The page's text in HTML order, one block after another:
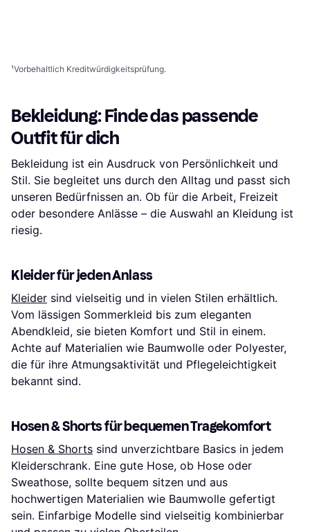
¹Vorbehaltlich Kreditwürdigkeitsprüfung.
Bekleidung: Finde das passende
Outfit für dich
Bekleidung ist ein Ausdruck von Persönlichkeit und
Stil. Sie begleitet uns durch den Alltag und passt sich
unseren Bedürfnissen an. Ob für die Arbeit, Freizeit
oder besondere Anlässe – die Auswahl an Kleidung ist
riesig.
Kleider für jeden Anlass
Kleider sind vielseitig und in vielen Stilen erhältlich.
Vom lässigen Sommerkleid bis zum eleganten
Abendkleid, sie bieten Komfort und Stil in einem.
Achte auf Materialien wie Baumwolle oder Polyester,
die für ihre Atmungsaktivität und Pflegeleichtigkeit
bekannt sind.
Hosen & Shorts für bequemen Tragekomfort
Hosen & Shorts sind unverzichtbare Basics in jedem
Kleiderschrank. Eine gute Hose, ob Hose oder
Sweathose, sollte bequem sitzen und aus
hochwertigen Materialien wie Baumwolle gefertigt
sein. Einfarbige Modelle sind vielseitig kombinierbar